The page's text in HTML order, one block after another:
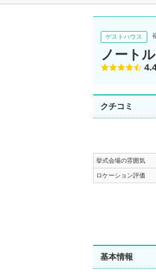
ゲストハウス
ノート
点
クチコミ
挙式会場の雰囲気
ロケーション評価
基本情報